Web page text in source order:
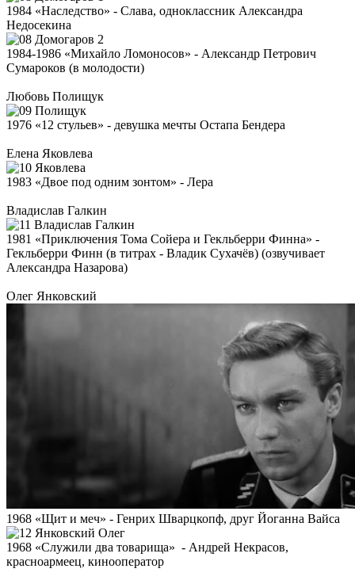
1984 «Наследство» - Слава, одноклассник Александра
Недосекина
1984-1986 «Михайло Ломоносов» - Александр Петрович
Сумароков (в молодости)
Любовь Полищук
1976 «12 стульев» - девушка мечты Остапа Бендера
Елена Яковлева
1983 «Двое под одним зонтом» - Лера
Владислав Галкин
1981 «Приключения Тома Сойера и Гекльберри Финна» -
Гекльберри Финн (в титрах - Владик Сухачёв) (озвучивает
Александра Назарова)
Олег Янковский
1968 «Щит и меч» - Генрих Шварцкопф, друг Йоганна Вайса
1968 «Служили два товарища» - Андрей Некрасов,
красноармеец, кинооператор